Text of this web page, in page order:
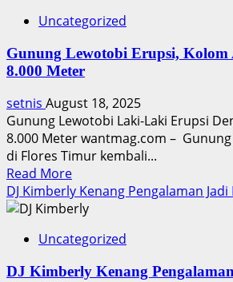
Uncategorized
Gunung Lewotobi Erupsi, Kolom
8.000 Meter
setnis August 18, 2025
Gunung Lewotobi Laki-Laki Erupsi
8.000 Meter wantmag.com –
di Flores Timur kembali...
Read MoreRead
more
about
Lewotobi
Kolom
DJ Kimberly Kenang Pengalaman
Uncategorized
DJ Kimberly Kenang